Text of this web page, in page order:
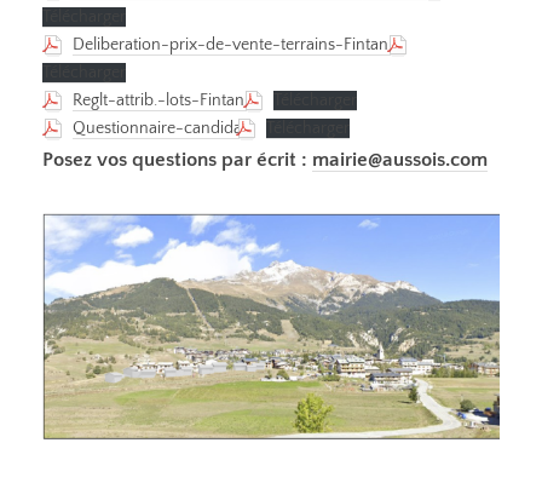
Deliberation-prix-de-vente-terrains-Fintan-2
Reglt-attrib.-lots-Fintan-2
Questionnaire-candidats
Posez vos questions par écrit : mairie@aussois.com